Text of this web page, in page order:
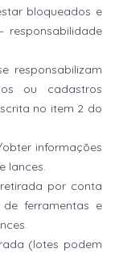
bloqueados e
responsabilidade
responsabilizam
ou cadastros
no item 2 do
informações
lances.
por conta
ferramentas e
(lotes podem